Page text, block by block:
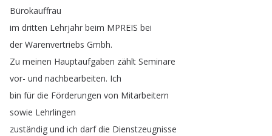
Bürokauffrau
im dritten Lehrjahr beim MPREIS bei
der Warenvertriebs Gmbh.
Zu meinen Hauptaufgaben zählt Seminare
vor- und nachbearbeiten. Ich
bin für die Förderungen von Mitarbeitern
sowie Lehrlingen
zuständig und ich darf die Dienstzeugnisse